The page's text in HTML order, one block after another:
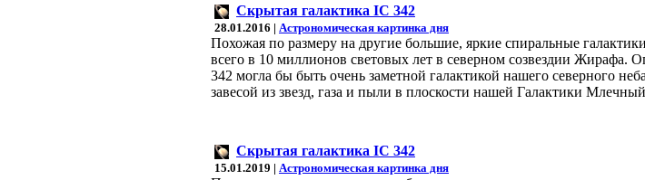
Скрытая галактика IC 342
28.01.2016 | Астрономическая картинка дня
Похожая по размеру на другие большие, яркие спиральные
всего в 10 миллионов световых лет в северном созвездии Жирафа.
342 могла бы быть очень заметной галактикой нашего северного
завесой из звезд, газа и пыли в плоскости нашей Галактики
Скрытая галактика IC 342
15.01.2019 | Астрономическая картинка дня